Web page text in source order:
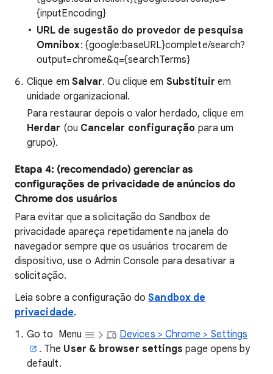
{inputEncoding}
URL de sugestão do provedor de pesquisa
Omnibox: {google:baseURL}complete/search?
output=chrome&q={searchTerms}
Clique em Salvar. Ou clique em Substituir em
unidade organizacional.
Para restaurar depois o valor herdado, clique em
Herdar (ou Cancelar configuração para um
grupo).
Etapa 4: (recomendado) gerenciar as
configurações de privacidade de anúncios do
Chrome dos usuários
Para evitar que a solicitação do Sandbox de
privacidade apareça repetidamente na janela do
navegador sempre que os usuários trocarem de
dispositivo, use o Admin Console para desativar a
solicitação.
Leia sobre a configuração doSandbox de
privacidade.
Go to Menu
Devices > Chrome > Settings
. The User & browser settings page opens by
default.